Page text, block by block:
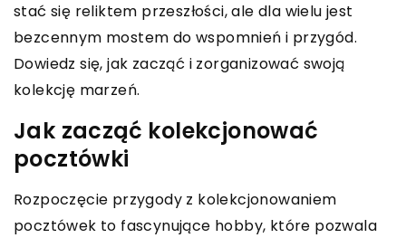
stać się reliktem przeszłości, ale dla wielu jest
bezcennym mostem do wspomnień i przygód.
Dowiedz się, jak zacząć i zorganizować swoją
kolekcję marzeń.
Jak zacząć kolekcjonować
pocztówki
Rozpoczęcie przygody z kolekcjonowaniem
pocztówek to fascynujące hobby, które pozwala